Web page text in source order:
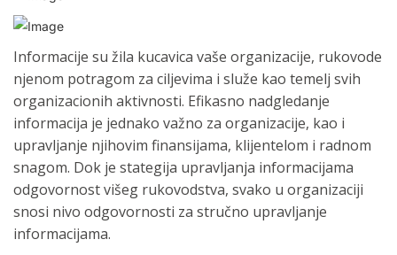
Informacije su žila kucavica vaše organizacije, rukovode
njenom potragom za ciljevima i služe kao temelj svih
organizacionih aktivnosti. Efikasno nadgledanje
informacija je jednako važno za organizacije, kao i
upravljanje njihovim finansijama, klijentelom i radnom
snagom. Dok je stategija upravljanja informacijama
odgovornost višeg rukovodstva, svako u organizaciji
snosi nivo odgovornosti za stručno upravljanje
informacijama.